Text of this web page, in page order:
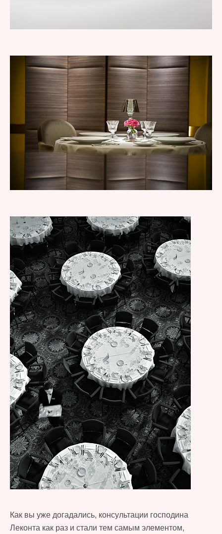
Как вы уже догадались, консультации господина
Леконта как раз и стали тем самым элементом,